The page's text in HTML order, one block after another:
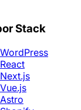
Stack